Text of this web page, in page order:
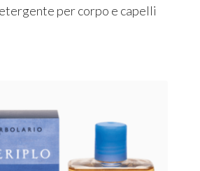
per corpo e capelli